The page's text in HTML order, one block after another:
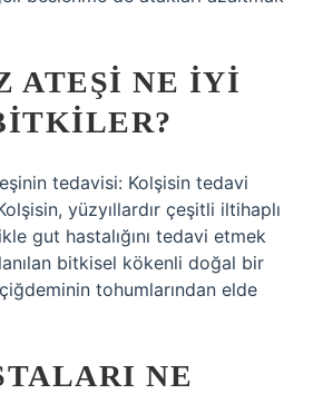
ATEŞI NE IYI
tedavisi: Kolşisin tedavi
yüzyıllardır çeşitli iltihaplı
gut hastalığını tedavi etmek
bitkisel kökenli doğal bir
tohumlarından elde
NE